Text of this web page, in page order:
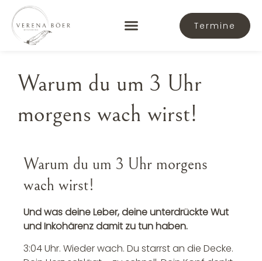
Termine
Warum du um 3 Uhr
morgens wach wirst!
Warum du um 3 Uhr morgens
wach wirst!
Und was deine Leber, deine unterdrückte Wut
und Inkohärenz damit zu tun haben.
3:04 Uhr. Wieder wach. Du starrst an die Decke.